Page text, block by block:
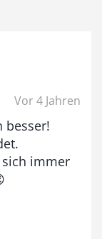
Vor 4 Jahren
besser!
immer